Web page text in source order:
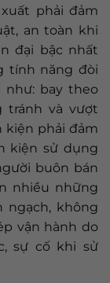
phải đảm
an toàn khi
đại bậc nhất
tính năng đòi
như: bay theo
tránh và vượt
kiện phải đảm
kiện sử dụng
buôn bán
nhiều những
ngạch, không
vận hành do
sự cố khi sử